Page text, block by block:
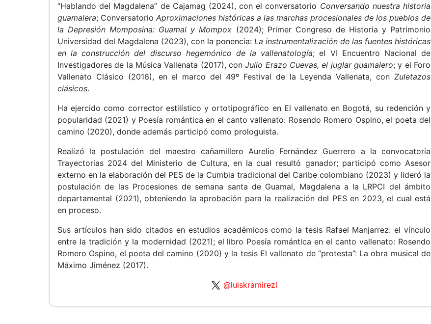
“Hablando del Magdalena” de Cajamag (2024), con el conversatorio Conversando nuestra historia
guamalera; Conversatorio Aproximaciones históricas a las marchas procesionales de los pueblos de
la Depresión Momposina: Guamal y Mompox (2024); Primer Congreso de Historia y Patrimonio
Universidad del Magdalena (2023), con la ponencia: La instrumentalización de las fuentes históricas
en la construcción del discurso hegemónico de la vallenatología; el VI Encuentro Nacional de
Investigadores de la Música Vallenata (2017), conJulio Erazo Cuevas, el juglar guamalero; y el Foro
Vallenato Clásico (2016), en el marco del 49º Festival de la Leyenda Vallenata, con Zuletazos
clásicos.
Ha ejercido como corrector estilístico y ortotipográfico en El vallenato en Bogotá, su redención y
popularidad (2021) y Poesía romántica en el canto vallenato: Rosendo Romero Ospino, el poeta del
camino (2020), donde además participó como prologuista.
Realizó la postulación del maestro cañamillero Aurelio Fernández Guerrero a la convocatoria
Trayectorias 2024 del Ministerio de Cultura, en la cual resultó ganador; participó como Asesor
externo en la elaboración del PES de la Cumbia tradicional del Caribe colombiano (2023) y lideró la
postulación de las Procesiones de semana santa de Guamal, Magdalena a la LRPCI del ámbito
departamental (2021), obteniendo la aprobación para la realización del PES en 2023, el cual está
en proceso.
Sus artículos han sido citados en estudios académicos como la tesis Rafael Manjarrez: el vínculo
entre la tradición y la modernidad (2021); el libro Poesía romántica en el canto vallenato: Rosendo
Romero Ospino, el poeta del camino (2020) y la tesis El vallenato de “protesta”: La obra musical de
Máximo Jiménez (2017).
@luiskramirezl